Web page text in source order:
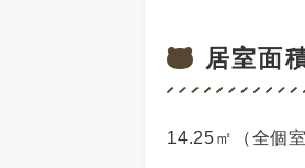
居室面
14.25㎡（全個室